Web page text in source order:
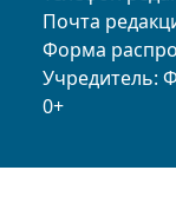
Почта
Форма
Учредитель:
0+